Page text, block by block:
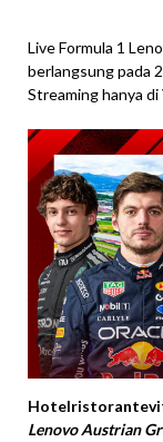
Live Formula 1
berlangsung pada
Streaming hanya di
Lenovo Austrian